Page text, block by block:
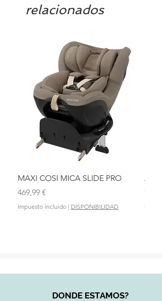
relacionados
MAXI COSI MICA SLIDE PRO
Precio
469,99 €
Impuesto incluido | DISPONIBILIDAD
DONDE ESTAMOS?